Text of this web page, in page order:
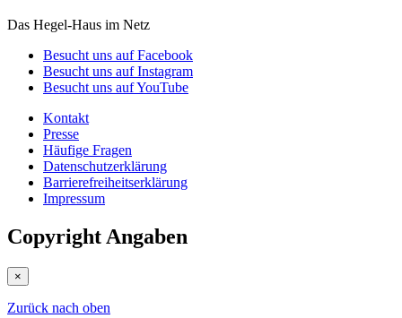
Das Hegel-Haus im Netz
Besucht uns auf Facebook
Besucht uns auf Instagram
Besucht uns auf YouTube
Kontakt
Presse
Häufige Fragen
Datenschutzerklärung
Barrierefreiheitserklärung
Impressum
Copyright Angaben
×
Zurück nach oben